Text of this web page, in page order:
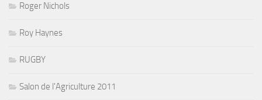
Roger Nichols
Roy Haynes
RUGBY
Salon de l'Agriculture 2011